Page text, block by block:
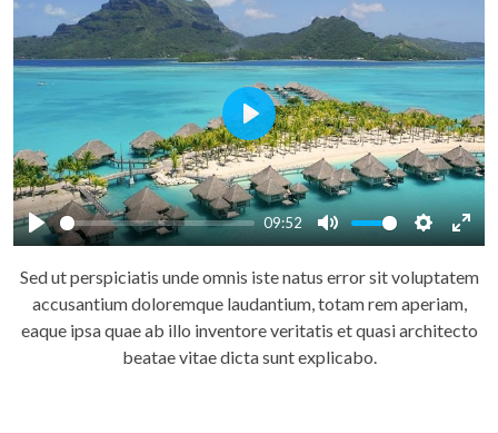
Play
09:52
Mute Settings
Play
Sed ut perspiciatis unde omnis iste natus error sit voluptatem
accusantium doloremque laudantium, totam rem aperiam,
eaque ipsa quae ab illo inventore veritatis et quasi architecto
beatae vitae dicta sunt explicabo.